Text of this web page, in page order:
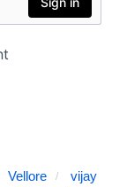
Vellore
vijay